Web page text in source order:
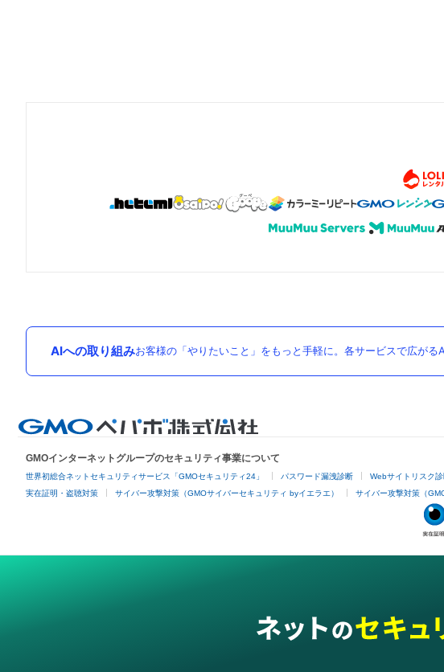
AIへの取り組みお客様の「やりたいこと」をもっと手軽に。各サービスで広がる
GMOインターネットグループのセキュリティ事業について
世界初総合ネットセキュリティサービス「GMOセキュリティ24」 パスワード漏洩診断 Webサイトリスク
実在証明・盗聴対策 サイバー攻撃対策（GMOサイバーセキュリティ byイエラエ） サイバー攻撃対策（